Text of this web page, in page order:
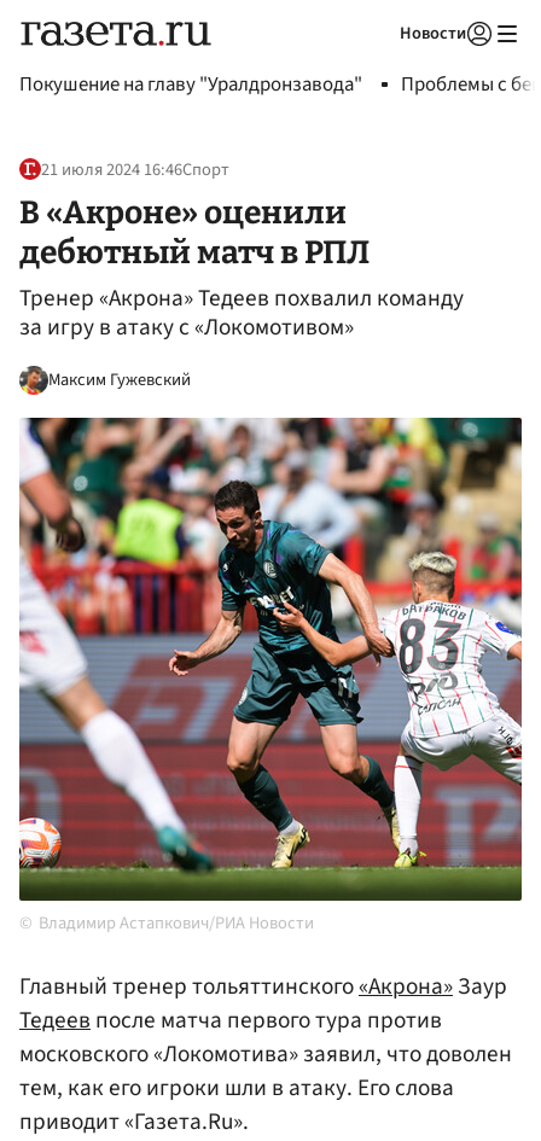
Новости
Покушение на главу "Уралдронзавода" Проблемы с
21 июля 2024 16:46Спорт
В «Акроне» оценили
дебютный матч в РПЛ
Тренер «Акрона» Тедеев похвалил команду
за игру в атаку с «Локомотивом»
Максим Гужевский
Владимир Астапкович/РИА Новости
Главный тренер тольяттинского«Акрона»Заур
Тедеевпосле матча первого тура против
московского «Локомотива» заявил, что доволен
тем, как его игроки шли в атаку. Его слова
приводит «Газета.Ru».